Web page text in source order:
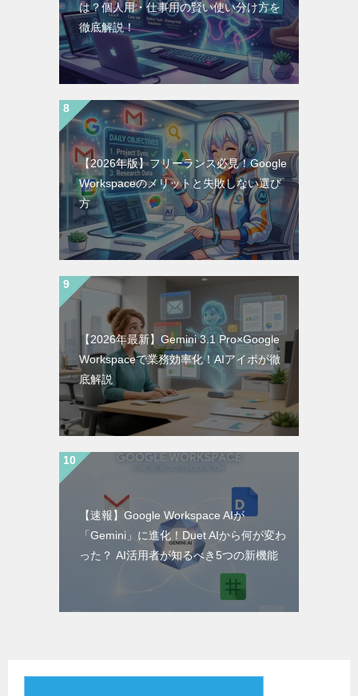
は？個人用・仕事用の賢い使い分け方を
徹底解説！
【2026年版】フリーランス必見！Google
Workspaceのメリットと失敗しない選び
方
【2026年最新】Gemini 3.1 Pro×Google
Workspaceで業務効率化！AIアイポが徹
底解説
【速報】Google Workspace AIが
「Gemini」に進化！Duet AIから何が変わ
った？ AI活用者が知るべき5つの新機能